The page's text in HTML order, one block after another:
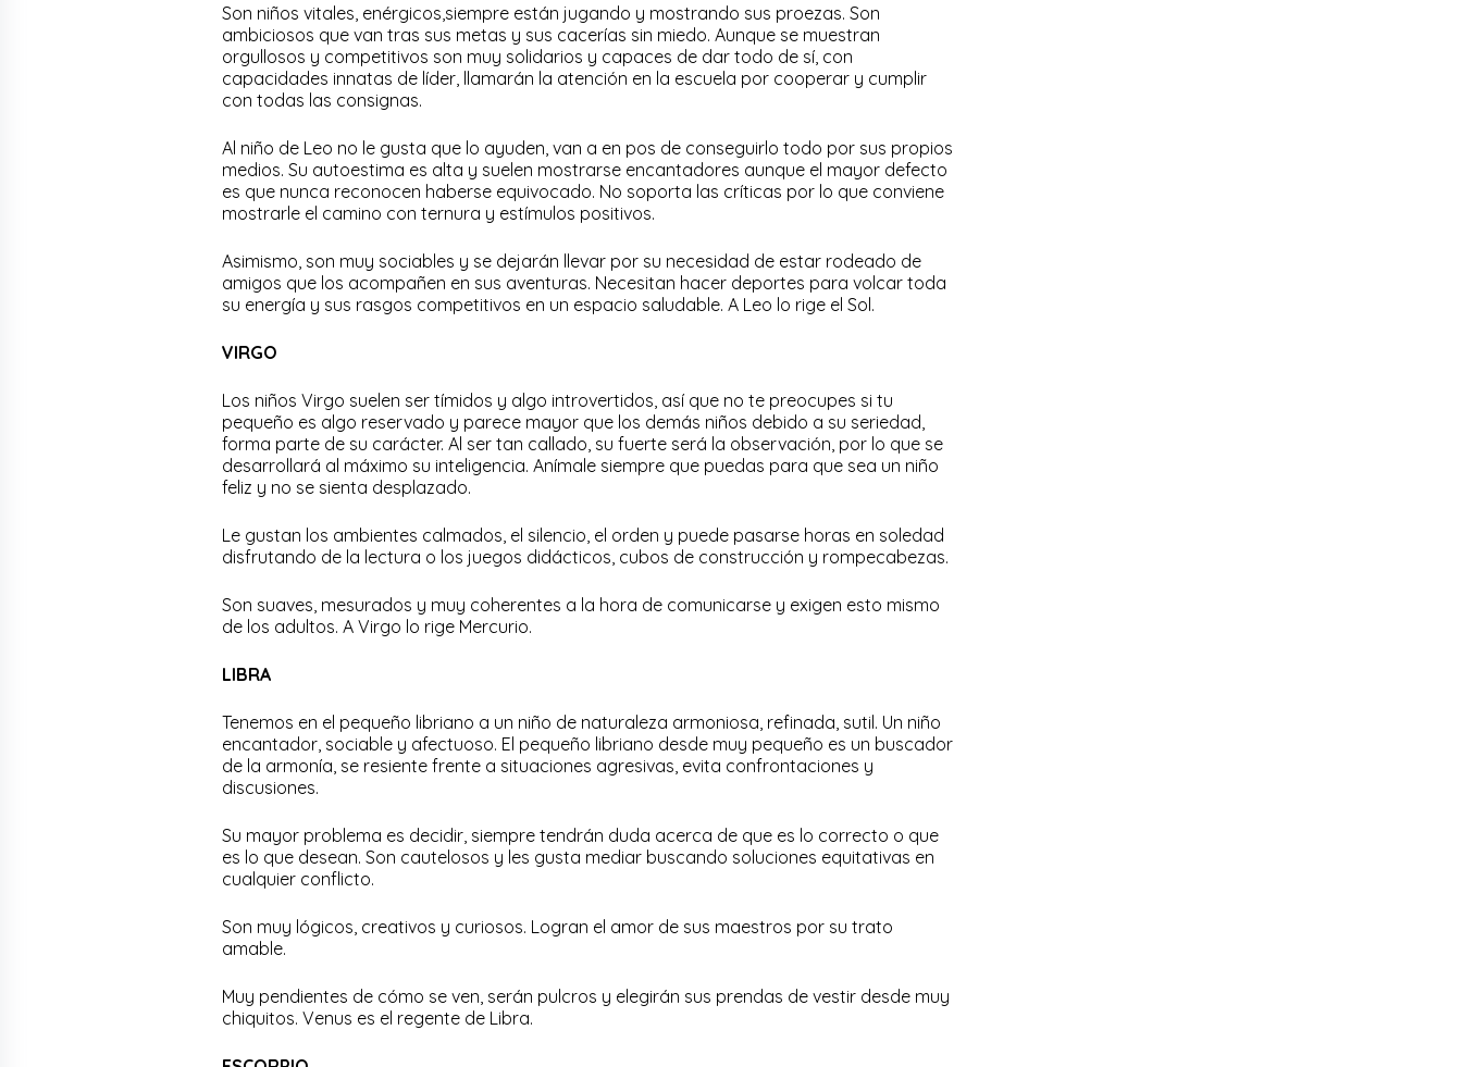
Son niños vitales, enérgicos,siempre están jugando y mostrando sus proezas. Son
ambiciosos que van tras sus metas y sus cacerías sin miedo. Aunque se muestran
orgullosos y competitivos son muy solidarios y capaces de dar todo de sí, con
capacidades innatas de líder, llamarán la atención en la escuela por cooperar y cumplir
con todas las consignas.
Al niño de Leo no le gusta que lo ayuden, van a en pos de conseguirlo todo por sus propios
medios. Su autoestima es alta y suelen mostrarse encantadores aunque el mayor defecto
es que nunca reconocen haberse equivocado. No soporta las críticas por lo que conviene
mostrarle el camino con ternura y estímulos positivos.
Asimismo, son muy sociables y se dejarán llevar por su necesidad de estar rodeado de
amigos que los acompañen en sus aventuras. Necesitan hacer deportes para volcar toda
su energía y sus rasgos competitivos en un espacio saludable. A Leo lo rige el Sol.
VIRGO
Los niños Virgo suelen ser tímidos y algo introvertidos, así que no te preocupes si tu
pequeño es algo reservado y parece mayor que los demás niños debido a su seriedad,
forma parte de su carácter. Al ser tan callado, su fuerte será la observación, por lo que se
desarrollará al máximo su inteligencia. Anímale siempre que puedas para que sea un niño
feliz y no se sienta desplazado.
Le gustan los ambientes calmados, el silencio, el orden y puede pasarse horas en soledad
disfrutando de la lectura o los juegos didácticos, cubos de construcción y rompecabezas.
Son suaves, mesurados y muy coherentes a la hora de comunicarse y exigen esto mismo
de los adultos. A Virgo lo rige Mercurio.
LIBRA
Tenemos en el pequeño libriano a un niño de naturaleza armoniosa, refinada, sutil. Un niño
encantador, sociable y afectuoso. El pequeño libriano desde muy pequeño es un buscador
de la armonía, se resiente frente a situaciones agresivas, evita confrontaciones y
discusiones.
Su mayor problema es decidir, siempre tendrán duda acerca de que es lo correcto o que
es lo que desean. Son cautelosos y les gusta mediar buscando soluciones equitativas en
cualquier conflicto.
Son muy lógicos, creativos y curiosos. Logran el amor de sus maestros por su trato
amable.
Muy pendientes de cómo se ven, serán pulcros y elegirán sus prendas de vestir desde muy
chiquitos. Venus es el regente de Libra.